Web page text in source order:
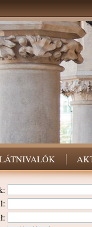
LÁTNIVALÓK